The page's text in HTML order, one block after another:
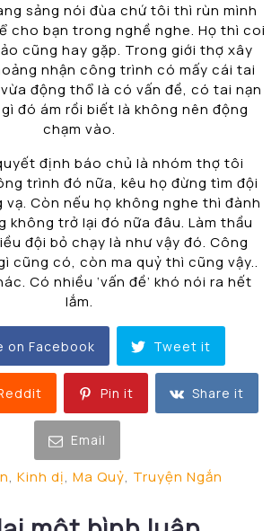
sảng nói đùa chứ tôi thì rùn mình
cho bạn trong nghề nghe. Họ thì coi
cũng hay gặp. Trong giới thợ xây
nhận công trình có mấy cái tai
động thổ là có vấn đề, có tai nạn
đó ám rồi biết là không nên động
chạm vào.
định báo chủ là nhóm thợ tôi
trình đó nữa, kêu họ đừng tìm đội
vạ. Còn nếu họ không nghe thì đành
không trở lại đó nữa đâu. Làm thầu
đội bỏ chạy là như vậy đó. Công
cũng có, còn ma quỷ thì cũng vậy..
Có nhiều ‘vấn đề’ khó nói ra hết
lắm.
on Facebook Tweet it
Pin it Share it
Email
, Kinh dị, Ma Quỷ, Truyện Ngắn